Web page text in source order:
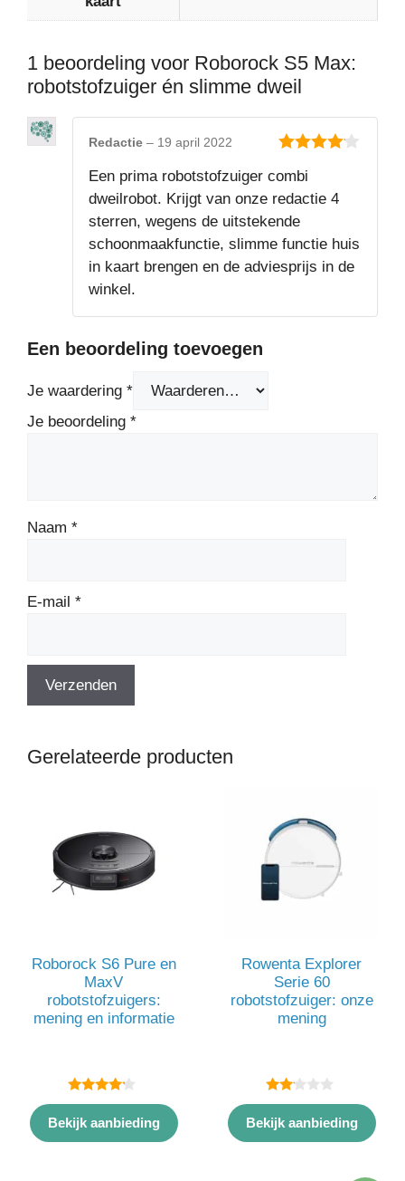
1 beoordeling voor Roborock S5 Max:
robotstofzuiger én slimme dweil
Redactie – 19 april 2022
Een prima robotstofzuiger combi
dweilrobot. Krijgt van onze redactie 4
sterren, wegens de uitstekende
schoonmaakfunctie, slimme functie huis
in kaart brengen en de adviesprijs in de
winkel.
Een beoordeling toevoegen
Je waardering *
Je beoordeling *
Naam *
E-mail *
Gerelateerde producten
Roborock S6 Pure en
MaxV
robotstofzuigers:
mening en informatie
4.00
van 5
Bekijk aanbieding
Rowenta Explorer
Serie 60
robotstofzuiger: onze
mening
2.00
van
5
Bekijk aanbieding